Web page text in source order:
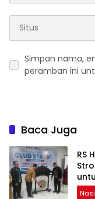
Simpan nama,
peramban ini
Baca Juga
RS